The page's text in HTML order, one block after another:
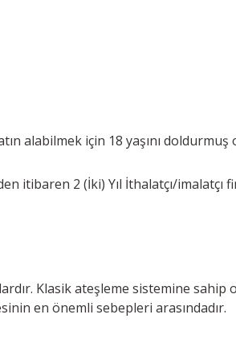
alabilmek için 18 yaşını
itibaren 2 (İki) Yıl İthalatçı/imalatçı
Klasik ateşleme sistemine sahip
en önemli sebepleri arasındadır.